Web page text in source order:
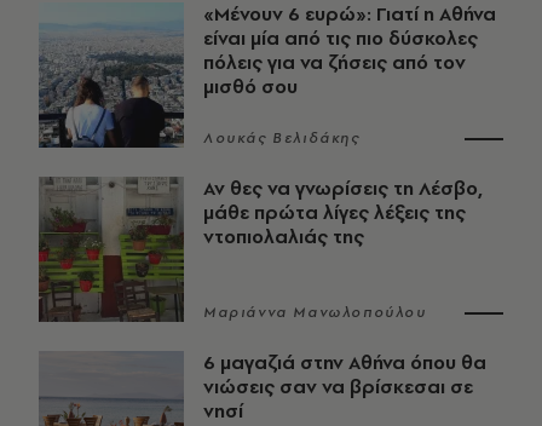
«Μένουν 6 ευρώ»: Γιατί η Αθήνα
είναι μία από τις πιο δύσκολες
πόλεις για να ζήσεις από τον
μισθό σου
Λουκάς Βελιδάκης
Αν θες να γνωρίσεις τη Λέσβο,
μάθε πρώτα λίγες λέξεις της
ντοπιολαλιάς της
Μαριάννα Μανωλοπούλου
6 μαγαζιά στην Αθήνα όπου θα
νιώσεις σαν να βρίσκεσαι σε
νησί